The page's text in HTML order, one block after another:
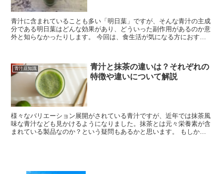
青汁に含まれていることも多い「明日葉」ですが、そんな青汁の主成
分である明日葉はどんな効果があり、どういった副作用があるのか意
外と知らなかったりします。 今回は、食生活が気になる方におすす
青汁豆知識
青汁と抹茶の違いは？それぞれの
特徴や違いについて解説
様々なバリエーション展開がされている青汁ですが、近年では抹茶風
味な青汁なども見かけるようになりました。抹茶とは元々栄養素が含
まれている製品なのか？という疑問もあるかと思います。 もしかす